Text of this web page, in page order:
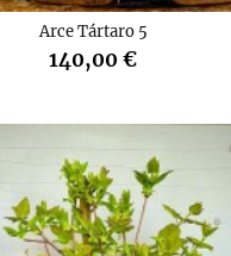
Arce Tártaro 5
140,00 €